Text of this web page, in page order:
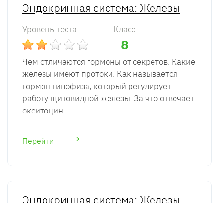
Эндокринная система: Железы
Уровень теста Класс
8
Чем отличаются гормоны от секретов. Какие
железы имеют протоки. Как называется
гормон гипофиза, который регулирует
работу щитовидной железы. За что отвечает
окситоцин.
Перейти
Эндокринная система: Железы